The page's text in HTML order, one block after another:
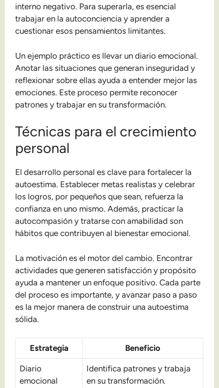
interno negativo. Para superarla, es esencial
trabajar en la autoconciencia y aprender a
cuestionar esos pensamientos limitantes.
Un ejemplo práctico es llevar un diario emocional.
Anotar las situaciones que generan inseguridad y
reflexionar sobre ellas ayuda a entender mejor las
emociones. Este proceso permite reconocer
patrones y trabajar en su transformación.
Técnicas para el crecimiento
personal
El desarrollo personal es clave para fortalecer la
autoestima. Establecer metas realistas y celebrar
los logros, por pequeños que sean, refuerza la
confianza en uno mismo. Además, practicar la
autocompasión y tratarse con amabilidad son
hábitos que contribuyen al bienestar emocional.
La motivación es el motor del cambio. Encontrar
actividades que generen satisfacción y propósito
ayuda a mantener un enfoque positivo. Cada parte
del proceso es importante, y avanzar paso a paso
es la mejor manera de construir una autoestima
sólida.
Estrategia Beneficio
Diario
emocional
Identifica patrones y trabaja
en su transformación.